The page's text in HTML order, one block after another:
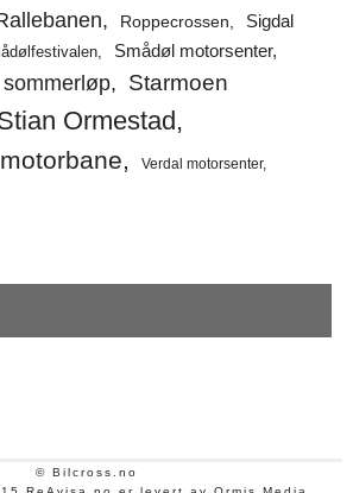
Roppecrossen
Sigdal
Smådøl motorsenter
sommerløp
Starmoen
Ormestad
Verdal motorsenter
© Bilcross.no